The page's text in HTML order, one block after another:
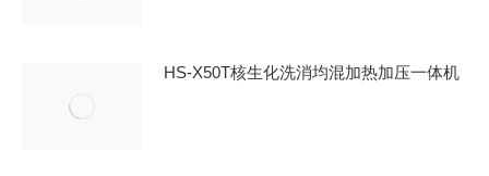
HS-X50T核生化洗消均混加热加压一体机